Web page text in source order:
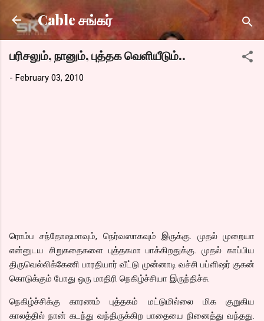
Skip to main content
Cable சங்கர்
பரிசலும், நானும், புத்தக வெளியீடும்..
- February 03, 2010
ரொம்ப சந்தோஷமாவும், நெர்வஸாகவும் இருக்கு. முதல் முறையா
என்னுடய சிறுகதைகளை புத்தகமா பாக்கிறதுக்கு. முதல் காப்பிய
திருவெல்லிக்கேணி பாரதியார் வீட்டு முன்னாடி வச்சி பப்ளிஷர் குகன்
கொடுக்கும் போது ஒரு மாதிரி நெகிழ்ச்சியா இருந்திச்சு.
நெகிழ்ச்சிக்கு காரணம் புத்தகம் மட்டுமில்லை மிக குறுகிய
காலத்தில் நான் கடந்து வந்திருக்கிற பாதையை நினைத்து வந்தது.